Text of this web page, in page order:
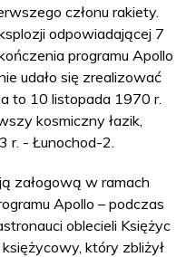
członu rakiety.
odpowiadającej 7
programu Apollo
udało się zrealizować
to 10 listopada 1970 r.
kosmiczny łazik,
r. - Łunochod-2.
załogową w ramach
Apollo – podczas
oblecieli Księżyc
który zbliżył